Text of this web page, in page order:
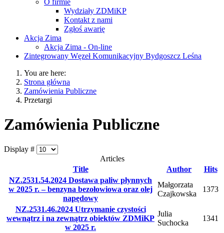
Wydziały ZDMiKP
Kontakt z nami
Zgłoś awarię
Akcja Zima
Akcja Zima - On-line
Zintegrowany Węzeł Komunikacyjny Bydgoszcz Leśna
You are here:
Strona główna
Zamówienia Publiczne
Przetargi
Zamówienia Publiczne
Display #
Articles
Title
Author
Hits
NZ.2531.54.2024 Dostawa paliw płynnych
w 2025 r. – benzyna bezołowiowa oraz olej
napędowy
Małgorzata
Czajkowska
1373
NZ.2531.46.2024 Utrzymanie czystości
wewnątrz i na zewnątrz obiektów ZDMiKP
w 2025 r.
Julia
Suchocka
1341